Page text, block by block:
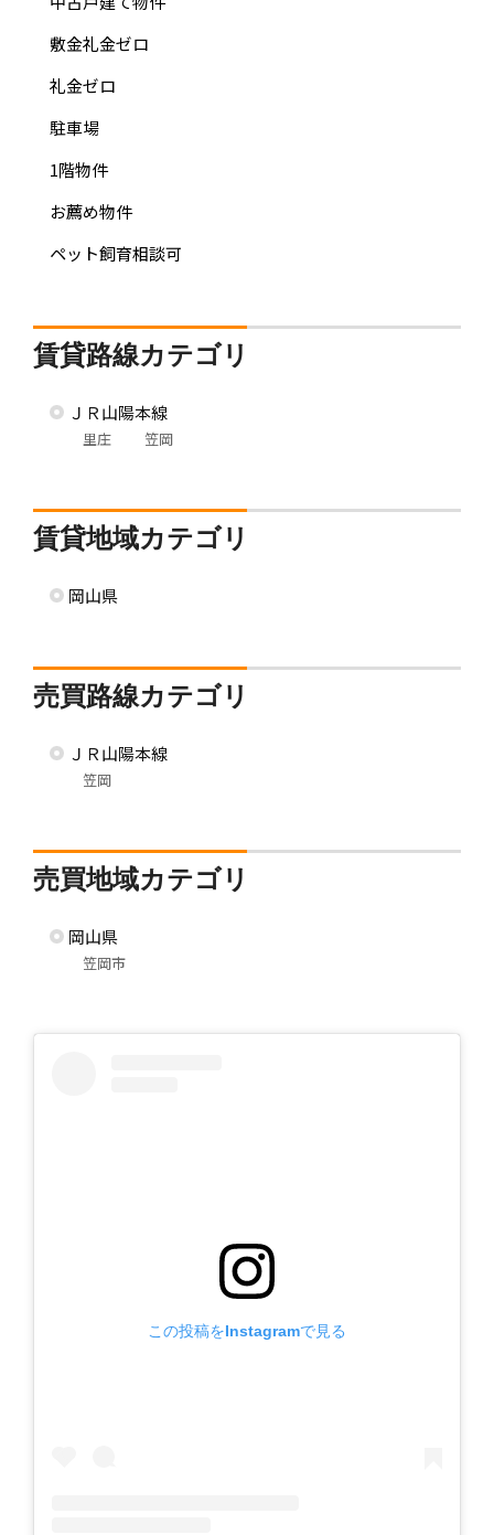
敷金礼金ゼロ
礼金ゼロ
駐車場
1階物件
お薦め物件
ペット飼育相談可
賃貸路線カテゴリ
ＪＲ山陽本線
里庄 笠岡
賃貸地域カテゴリ
岡山県
売買路線カテゴリ
ＪＲ山陽本線
笠岡
売買地域カテゴリ
岡山県
笠岡市
この投稿をInstagramで見る